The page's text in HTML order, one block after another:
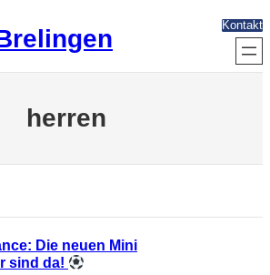
Kontakt
herren
Die neuen Mini
sind da!